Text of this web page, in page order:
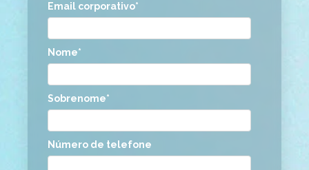
Email corporativo*
Nome*
Sobrenome*
Número de telefone